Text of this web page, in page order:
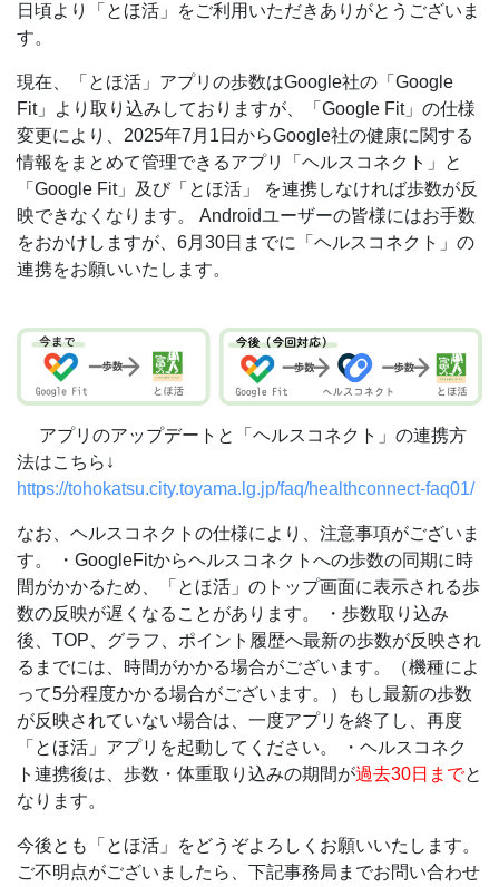
日頃より「とほ活」をご利用いただきありがとうございま
す。
現在、「とほ活」アプリの歩数はGoogle社の「Google
Fit」より取り込みしておりますが、「Google Fit」の仕様
変更により、2025年7月1日からGoogle社の健康に関する
情報をまとめて管理できるアプリ「ヘルスコネクト」と
「Google Fit」及び「とほ活」 を連携しなければ歩数が反
映できなくなります。
Androidユーザーの皆様にはお手数
をおかけしますが、6月30日までに「ヘルスコネクト」の
連携をお願いいたします。
アプリのアップデートと「ヘルスコネクト」の連携方
法はこちら↓
https://tohokatsu.city.toyama.lg.jp/faq/healthconnect-faq01/
なお、ヘルスコネクトの仕様により、注意事項がございま
す。
・GoogleFitからヘルスコネクトへの歩数の同期に時
間がかかるため、「とほ活」のトップ画面に表示される歩
数の反映が遅くなることがあります。
・歩数取り込み
後、TOP、グラフ、ポイント履歴へ最新の歩数が反映され
るまでには、時間がかかる場合がございます。（機種によ
って5分程度かかる場合がございます。）もし最新の歩数
が反映されていない場合は、一度アプリを終了し、再度
「とほ活」アプリを起動してください。
・ヘルスコネク
ト連携後は、歩数・体重取り込みの期間が過去30日までと
なります。
今後とも「とほ活」をどうぞよろしくお願いいたします。
ご不明点がございましたら、下記事務局までお問い合わせ